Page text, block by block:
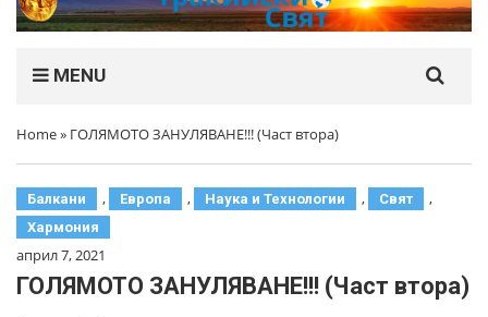
MENU
Home» ГОЛЯМОТО ЗАНУЛЯВАНЕ!!! (Част втора)
Балкани , Европа , Наука и Технологии , Свят ,
Хармония
април 7, 2021
ГОЛЯМОТО ЗАНУЛЯВАНЕ!!! (Част втора)